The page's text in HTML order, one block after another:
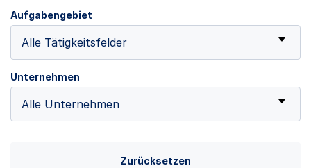
Aufgabengebiet
Alle Tätigkeitsfelder
Unternehmen
Alle Unternehmen
Zurücksetzen